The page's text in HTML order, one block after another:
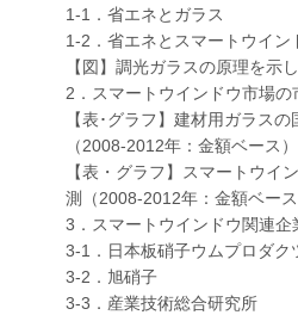
1-1．省エネとガラス
1-2．省エネとスマートウイン
【図】調光ガラスの原理を示
2．スマートウインドウ市場の
【表･グラフ】建材用ガラス
（2008-2012年：金額ベース）
【表・グラフ】スマートウイ
測（2008-2012年：金額ベース
3．スマートウインドウ関連企
3-1．日本板硝子ウムプロダク
3-2．旭硝子
3-3．産業技術総合研究所